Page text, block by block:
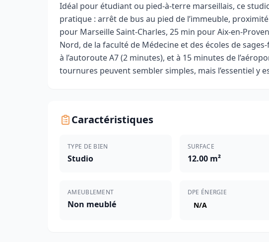
Idéal pour étudiant ou pied-à-terre marseillais, ce
pratique : arrêt de bus au pied de l’immeuble,
pour Marseille Saint-Charles, 25 min pour Aix-en-
Nord, de la faculté de Médecine et des écoles de
à l’autoroute A7 (2 minutes), et à 15 minutes de
tournures peuvent sembler simples, mais l’essentiel y
Caractéristiques
TYPE DE BIEN
Studio
SURFACE
12.00 m²
AMEUBLEMENT
Non meublé
DPE ÉNERGIE
N/A